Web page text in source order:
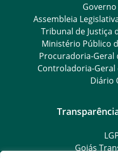
Assembleia
Tribunal de Justiça
Ministério Público
Procuradoria-Geral
Controladoria-Geral
Diário
Goiás